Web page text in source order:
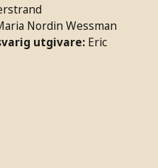
Nordin Wessman
utgivare: Eric